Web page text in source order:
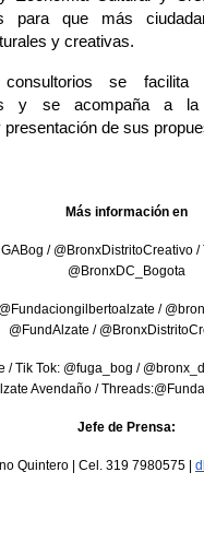
para que más
y creativas.
se
y se acompaña a
presentación de sus
Más información en
/ @BronxDistritoCreativo /
@BronxDC_Bogota
/
@FundAlzate /
/ Tik Tok: @fuga_bog /
Avendaño /
Jefe de Prensa:
Quintero | Cel. 319 7980575 |